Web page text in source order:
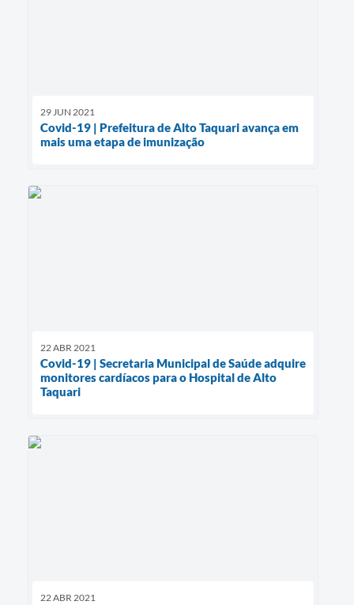
29 JUN 2021
Covid-19 | Prefeitura de Alto Taquari avança em
mais uma etapa de imunização
22 ABR 2021
Covid-19 | Secretaria Municipal de Saúde adquire
monitores cardíacos para o Hospital de Alto
Taquari
22 ABR 2021